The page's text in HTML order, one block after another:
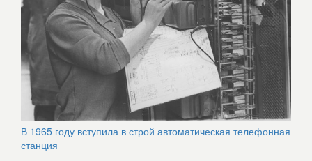
В 1965 году вступила в строй автоматическая телефонная
станция